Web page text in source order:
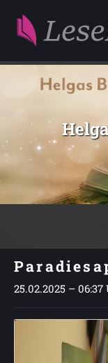
25.02.2025 – 06:37